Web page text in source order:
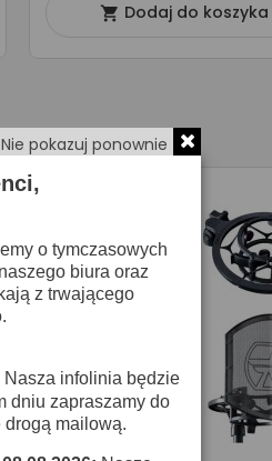
 Dodaj do koszyka
Nie pokazuj ponownie
o tymczasowych
biura oraz
z trwającego
Nasza infolinia będzie
dniu zapraszamy do
drogą mailową.